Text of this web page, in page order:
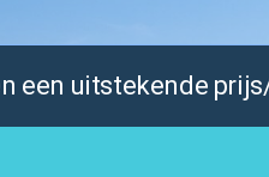
een uitstekende